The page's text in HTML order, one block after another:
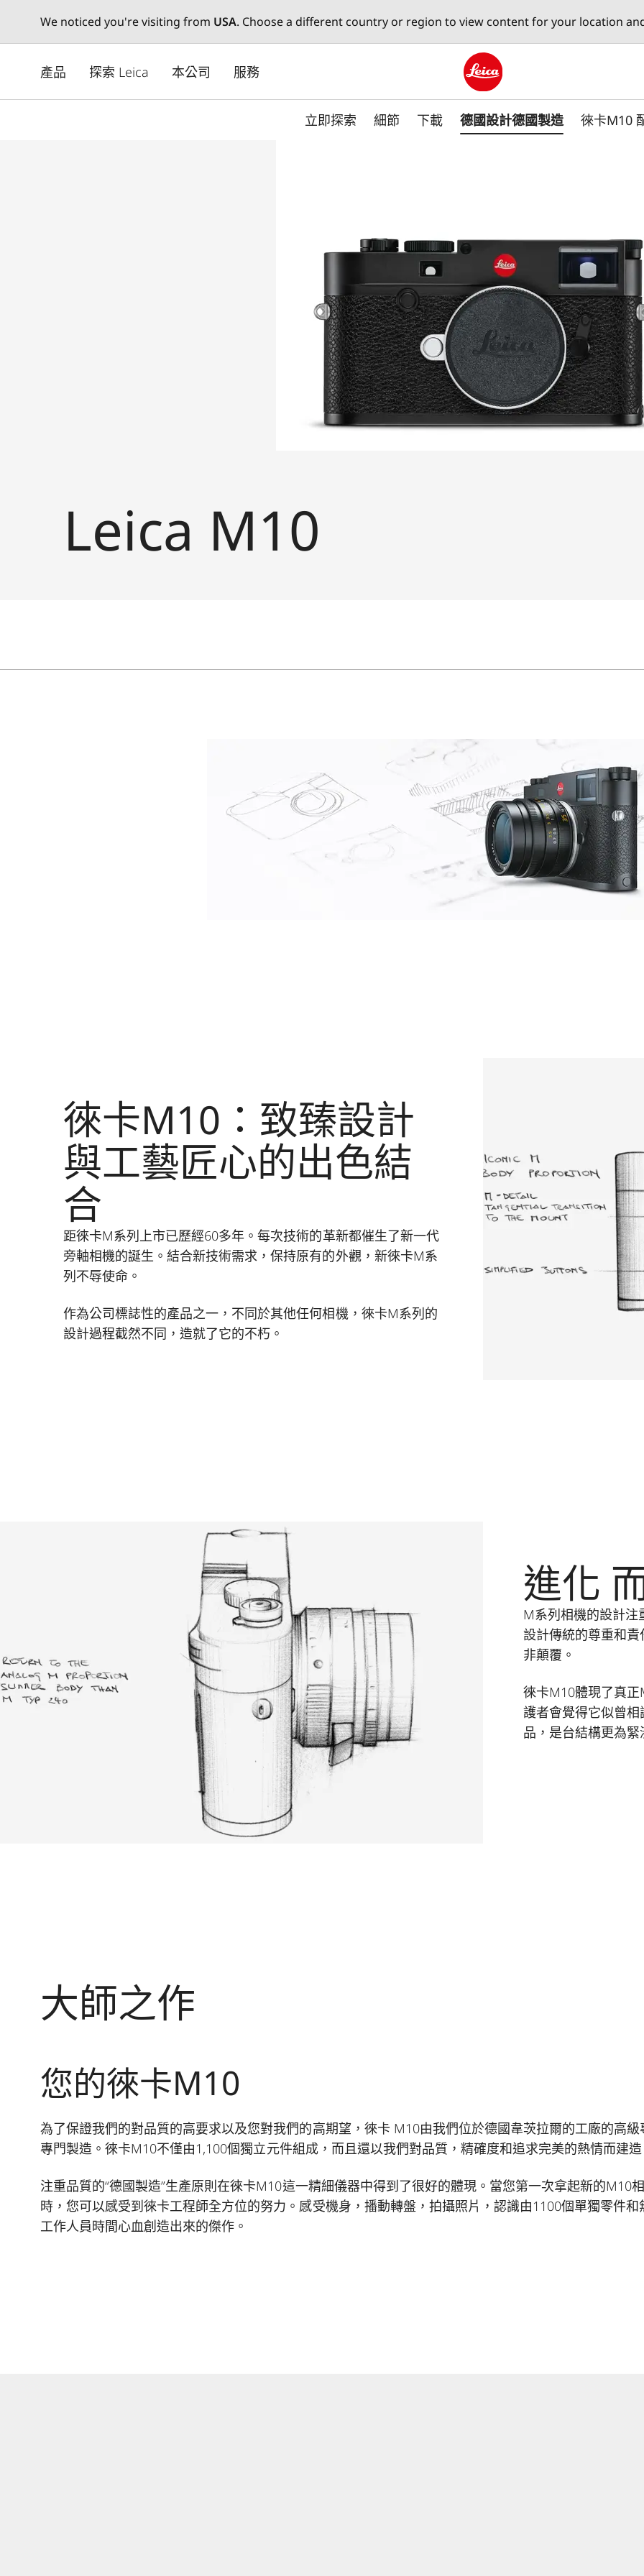
We noticed you're visiting from USA. Choose a different country or region to view content for your location
content
產品 探索 Leica 本公司 服務
Leica logo - Home
立即探索 細節 下載 德國設計德國製造 徠卡M10
Leica M10
徠卡M10：致臻設計
與工藝匠心的出色結
合
距徠卡M系列上市已歷經60多年。每次技術的革新都催生了新一代
旁軸相機的誕生。結合新技術需求，保持原有的外觀，新徠卡M系
列不辱使命。
作為公司標誌性的產品之一，不同於其他任何相機，徠卡M系列的
設計過程截然不同，造就了它的不朽。
進化
M系列相機的設計
設計傳統的尊重和
非顛覆。
徠卡M10體現了真
護者會覺得它似曾
品，是台結構更為
大師之作
您的徠卡M10
為了保證我們的對品質的高要求以及您對我們的高期望，徠卡 M10由我們位於德國韋茨拉爾的工廠的高級
專門製造。徠卡M10不僅由1,100個獨立元件組成，而且還以我們對品質，精確度和追求完美的熱情而建
注重品質的“德國製造”生產原則在徠卡M10這一精細儀器中得到了很好的體現。當您第一次拿起新的M10
時，您可以感受到徠卡工程師全方位的努力。感受機身，播動轉盤，拍攝照片，認識由1100個單獨零件和
工作人員時間心血創造出來的傑作。